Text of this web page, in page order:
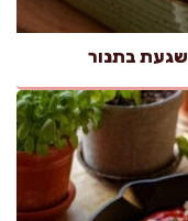
בתנור